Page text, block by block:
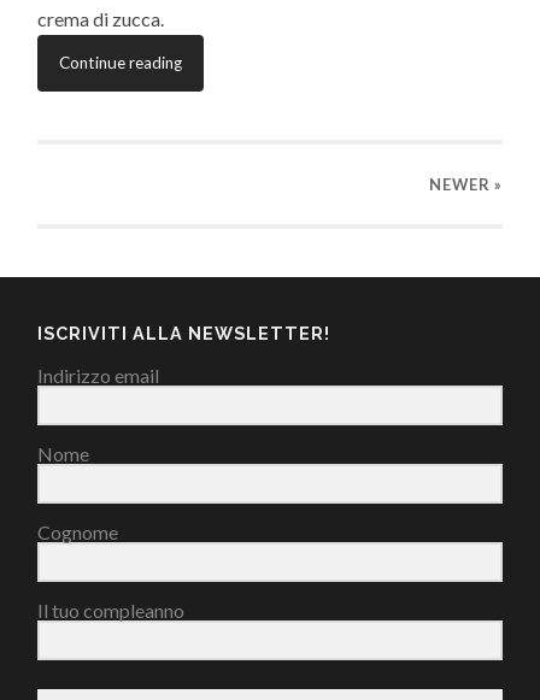
crema di zucca.
Continue reading
NEWER »
ISCRIVITI ALLA NEWSLETTER!
Indirizzo email
Nome
Cognome
Il tuo compleanno